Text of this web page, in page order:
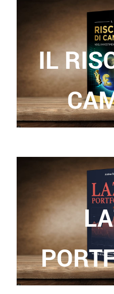
IL
Grazie a questo libro,
le risposte a